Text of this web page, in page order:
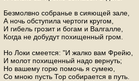
Безмолвно собранье в сияющей зале,
А ночь обступила чертоги кругом,
И гибель грозит и богам и Валгалле,
Когда не добудут похищенный гром.
Но Локи смеется: "И жалко вам Фрейю,
И молот похищенный надо вернуть;
Но вашему горю помочь я сумею,
Со мною пусть Тор собирается в путь.